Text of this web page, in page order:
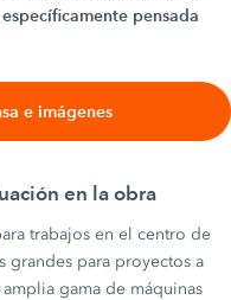
pensada
e imágenes
en la obra
trabajos en el centro de
grandes para proyectos a
gama de máquinas